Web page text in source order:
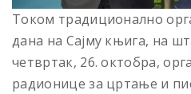
Током традиционално
дана на Сајму књига, на
четвртак, 26. октобра,
радионице за цртање и